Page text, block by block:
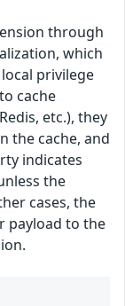
through
which
privilege
cache
etc.), they
the cache, and
indicates
the
cases, the
payload to the